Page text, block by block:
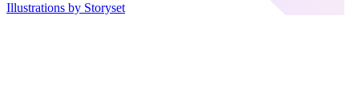
Illustrations by Storyset